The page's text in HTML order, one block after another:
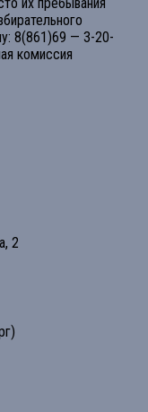
их пребывания
8(861)69 — 3-20-
комиссия
2